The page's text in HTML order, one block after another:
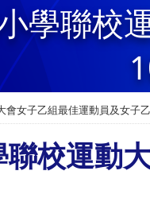
學聯校
會女子乙組最佳運動員及女子
校運動